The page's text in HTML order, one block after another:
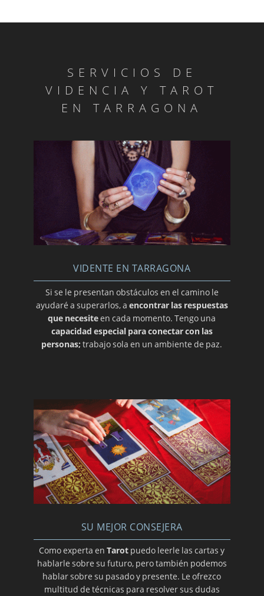
SERVICIOS DE
VIDENCIA Y TAROT
EN TARRAGONA
VIDENTE EN TARRAGONA
Si se le presentan obstáculos en el camino le
ayudaré a superarlos, a encontrar las respuestas
que necesiteen cada momento. Tengo una
capacidad especial para conectar con las
personas; trabajo sola en un ambiente de paz.
SU MEJOR CONSEJERA
Como experta enTarot puedo leerle las cartas y
hablarle sobre su futuro, pero también podemos
hablar sobre su pasado y presente. Le ofrezco
multitud de técnicas para resolver sus dudas